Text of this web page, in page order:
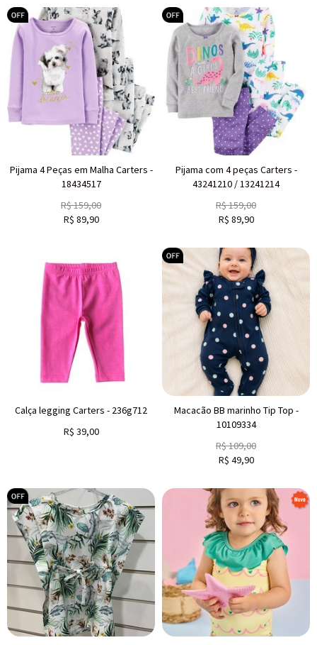
Pijama 4 Peças em Malha Carters -
18434517
R$159,00
R$ 89,90
Pijama com 4 peças Carters -
43241210 / 13241214
R$159,00
R$ 89,90
Calça legging Carters - 236g712
R$ 39,00
Macacão BB marinho Tip Top -
10109334
R$109,00
R$ 49,90